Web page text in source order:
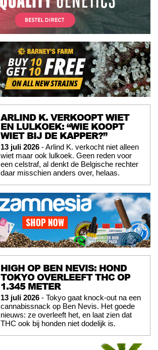
ARLIND K. VERKOOPT WIET
EN LULKOEK: “WIE KOOPT
WIET BIJ DE KAPPER?”
13 juli 2026 - Arlind K. verkocht niet alleen
wiet maar ook lulkoek. Geen reden voor
een celstraf, al denkt de Belgische rechter
daar misschien anders over, helaas.
HIGH OP BEN NEVIS: HOND
TOKYO OVERLEEFT THC OP
1.345 METER
13 juli 2026 - Tokyo gaat knock-out na een
cannabissnack op Ben Nevis. Het goede
nieuws: ze overleeft het, en laat zien dat
THC ook bij honden niet dodelijk is.